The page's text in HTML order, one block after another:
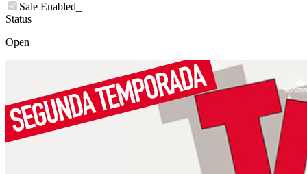
Sale Enabled_
Status
Open